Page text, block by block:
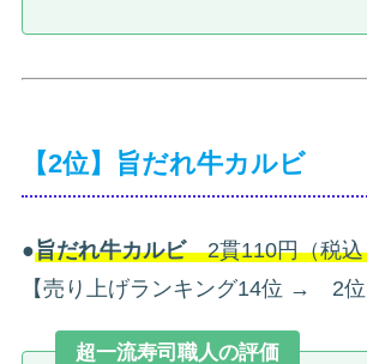
【2位】旨だれ牛カルビ
●旨だれ牛カルビ2貫110円（税込
【売り上げランキング14位 → 2位
超一流寿司職人の評価